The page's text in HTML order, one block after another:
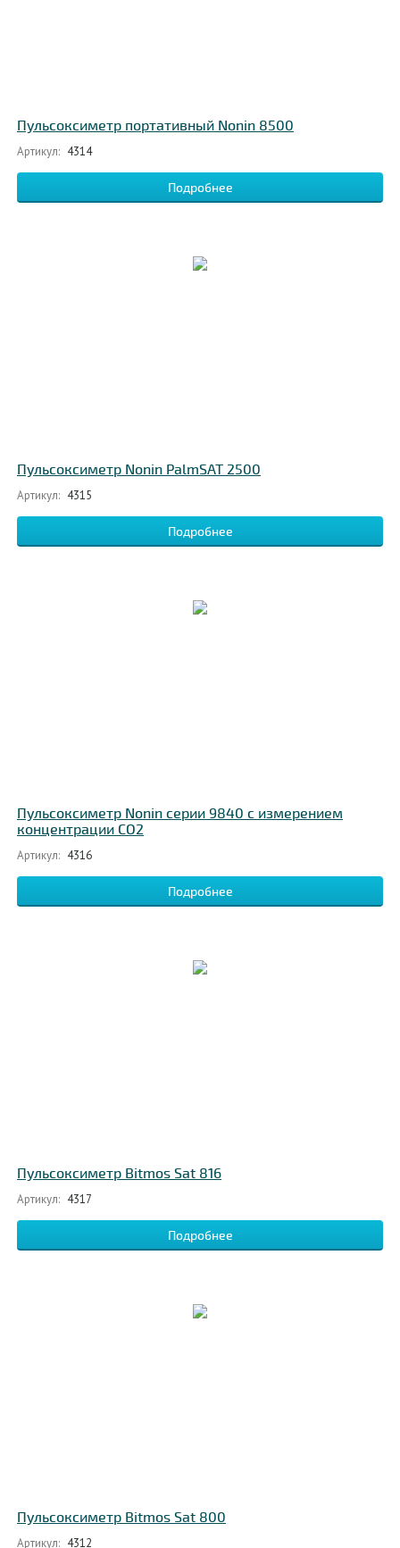
Пульсоксиметр портативный Nonin 8500
Артикул: 4314
Подробнее
Пульсоксиметр Nonin PalmSAT 2500
Артикул: 4315
Подробнее
Пульсоксиметр Nonin серии 9840 с измерением
концентрации CO2
Артикул: 4316
Подробнее
Пульсоксиметр Bitmos Sat 816
Артикул: 4317
Подробнее
Пульсоксиметр Bitmos Sat 800
Артикул: 4312